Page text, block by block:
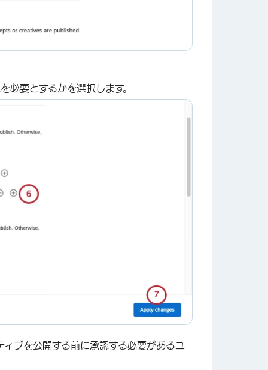
必要とするかを選択します。
ブを公開する前に承認する必要があるユ